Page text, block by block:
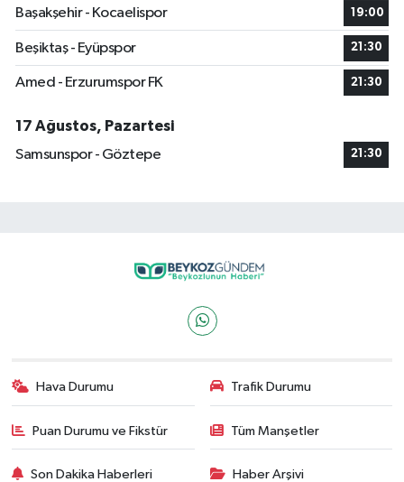
Başakşehir - Kocaelispor
19:00
Beşiktaş - Eyüpspor 21:30
Amed - Erzurumspor FK 21:30
17 Ağustos, Pazartesi
Samsunspor - Göztepe
21:30
Hava Durumu Trafik Durumu
Puan Durumu ve Fikstür Tüm Manşetler
Son Dakika Haberleri Haber Arşivi